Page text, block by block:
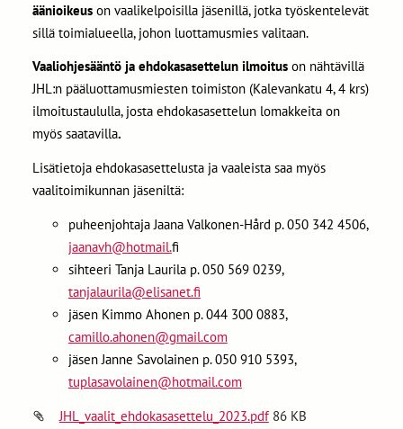
äänioikeuson vaalikelpoisilla jäsenillä, jotka työskentelevät
sillä toimialueella, johon luottamusmies valitaan.
Vaaliohjesääntö ja ehdokasasettelun ilmoitus on nähtävillä
JHL:n pääluottamusmiesten toimiston (Kalevankatu 4, 4 krs)
ilmoitustaululla, josta ehdokasasettelun lomakkeita on
myös saatavilla.
Lisätietoja ehdokasasettelusta ja vaaleista saa myös
vaalitoimikunnan jäseniltä:
puheenjohtaja Jaana Valkonen-Hård p. 050 342 4506,
jaanavh@hotmail.⁠⁠⁠⁠⁠⁠⁠fi
sihteeri Tanja Laurila p. 050 569 0239,
tanjalaurila@elisanet.fi
jäsen Kimmo Ahonen p. 044 300 0883,
camillo.ahonen@gmail.com
jäsen Janne Savolainen p. 050 910 5393,
tuplasavolainen@hotmail.com
JHL_vaalit_ehdokasasettelu_2023.pdf 86 KB